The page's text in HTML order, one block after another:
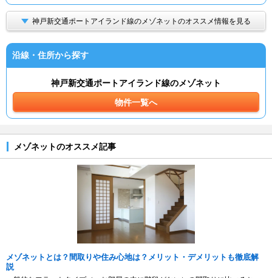
神戸新交通ポートアイランド線のメゾネットのオススメ情報を見る
沿線・住所から探す
神戸新交通ポートアイランド線のメゾネット
物件一覧へ
メゾネットのオススメ記事
メゾネットとは？間取りや住み心地は？メリット・デメリットも徹底解
説